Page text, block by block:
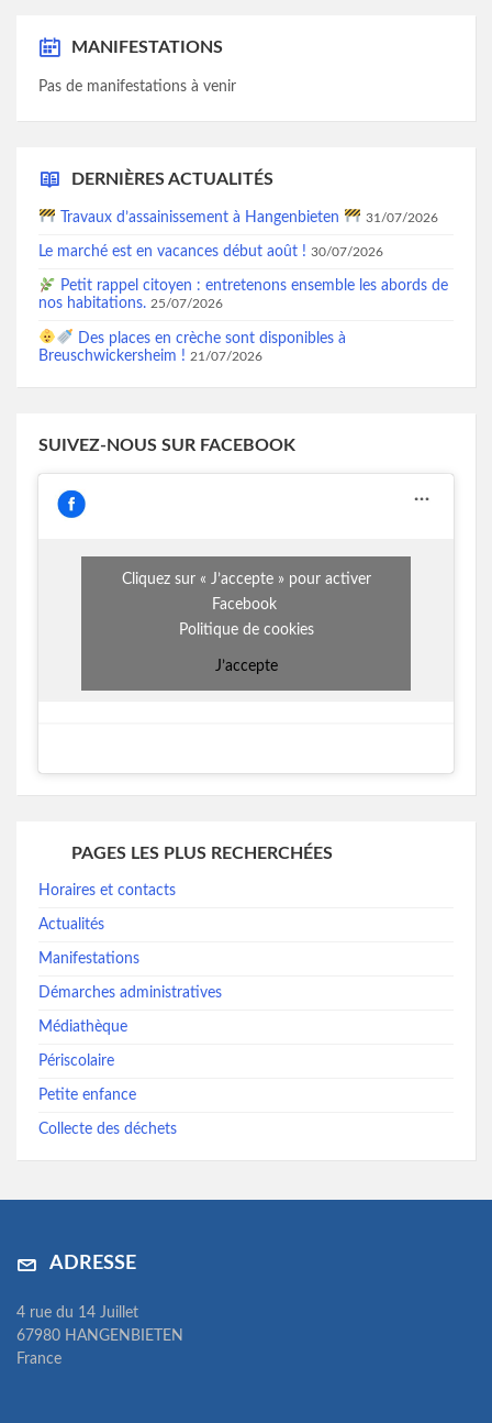
MANIFESTATIONS
Pas de manifestations à venir
DERNIÈRES ACTUALITÉS
Travaux d’assainissement à Hangenbieten 31/07/2026
Le marché est en vacances début août ! 30/07/2026
Petit rappel citoyen : entretenons ensemble les abords de
nos habitations. 25/07/2026
Des places en crèche sont disponibles à
Breuschwickersheim ! 21/07/2026
SUIVEZ-NOUS SUR FACEBOOK
Cliquez sur « J’accepte » pour activer
Facebook
Politique de cookies
J’accepte
PAGES LES PLUS RECHERCHÉES
Horaires et contacts
Actualités
Manifestations
Démarches administratives
Médiathèque
Périscolaire
Petite enfance
Collecte des déchets
ADRESSE
4 rue du 14 Juillet
67980 HANGENBIETEN
France